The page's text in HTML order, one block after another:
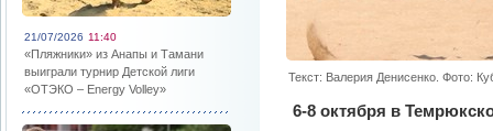
21/07/2026 11:40
«Пляжники» из Анапы и Тамани
выиграли турнир Детской лиги
«ОТЭКО – Energy Volley»
Текст: Валерия Денисенко. Фото:
6-8 октября в